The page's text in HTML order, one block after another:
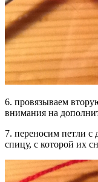
6. провязываем
внимания на
7. переносим петли с
спицу, с которой их